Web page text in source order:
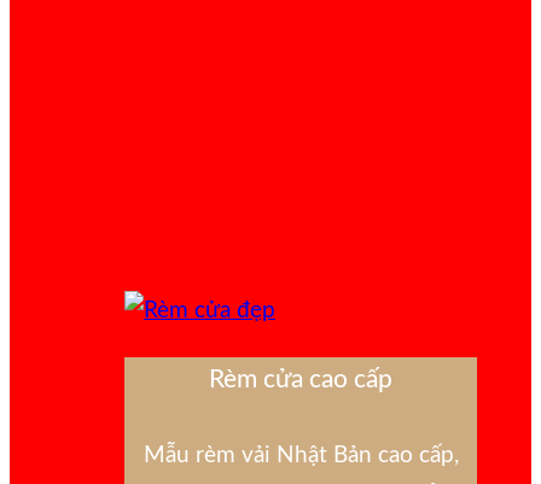
Rèm cửa cao cấp
Mẫu rèm vải Nhật Bản cao cấp,